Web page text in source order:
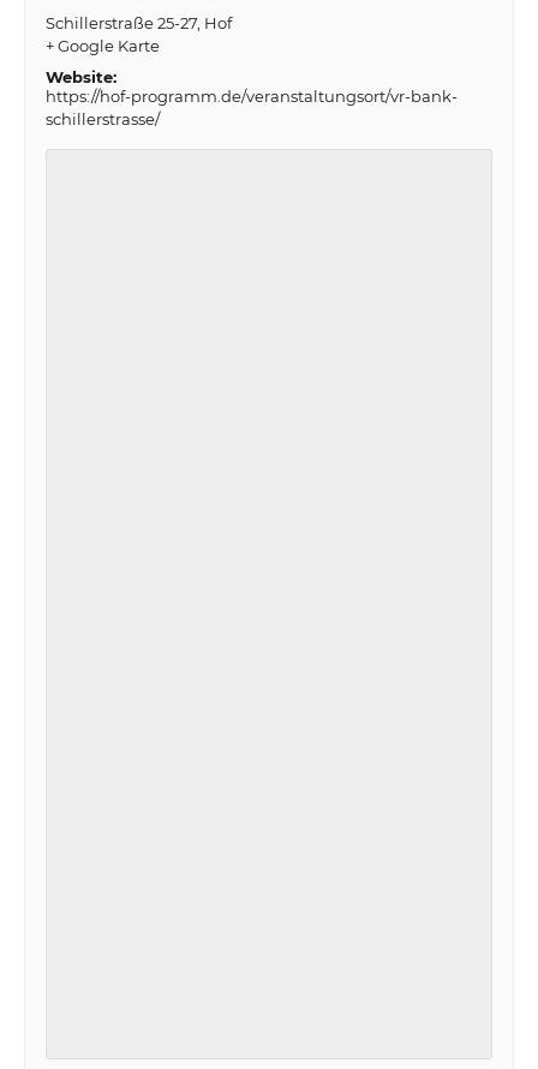
Schillerstraße 25-27 Hof
+ Google Karte
Website:
https://hof-programm.de/veranstaltungsort/vr-bank-
schillerstrasse/